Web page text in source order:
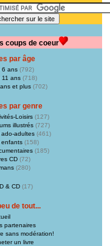
coups de coeur
par âge
6 ans (792)
11 ans (718)
et plus (702)
par genre
Loisirs (127)
illustrés (727)
ado-adultes (461)
enfants (158)
(185)
CD (72)
(280)
& CD (17)
de tout...
partenaires
sans modération!
un livre